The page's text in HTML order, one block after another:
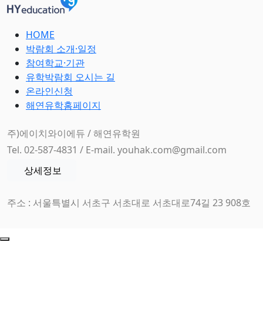
HOME
박람회 소개·일정
참여학교·기관
유학박람회 오시는 길
온라인신청
해연유학홈페이지
주)에이치와이에듀 / 해연유학원
Tel. 02-587-4831 / E-mail. youhak.com@gmail.com
상세정보
주소 : 서울특별시 서초구 서초대로 서초대로74길 23 908호